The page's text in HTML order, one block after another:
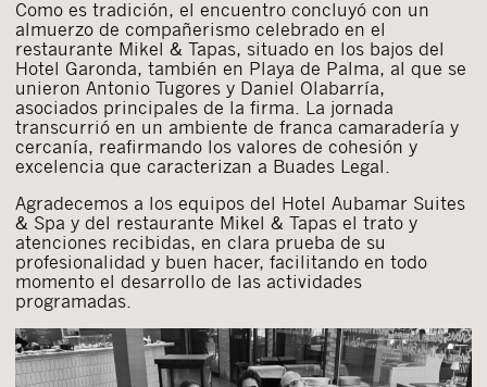
Como es tradición, el encuentro concluyó con un
almuerzo de compañerismo celebrado en el
restaurante Mikel & Tapas, situado en los bajos del
Hotel Garonda, también en Playa de Palma, al que se
unieron Antonio Tugores y Daniel Olabarría,
asociados principales de la firma. La jornada
transcurrió en un ambiente de franca camaradería y
cercanía, reafirmando los valores de cohesión y
excelencia que caracterizan a Buades Legal.
Agradecemos a los equipos del Hotel Aubamar Suites
& Spa y del restaurante Mikel & Tapas el trato y
atenciones recibidas, en clara prueba de su
profesionalidad y buen hacer, facilitando en todo
momento el desarrollo de las actividades
programadas.